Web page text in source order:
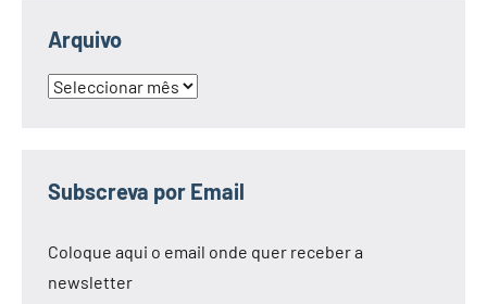
Arquivo
Arquivo
Subscreva por Email
Coloque aqui o email onde quer receber a
newsletter